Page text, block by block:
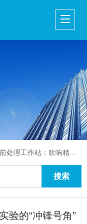
理工作站：吹响精准实验的“冲锋号角”
验的“冲锋号角”